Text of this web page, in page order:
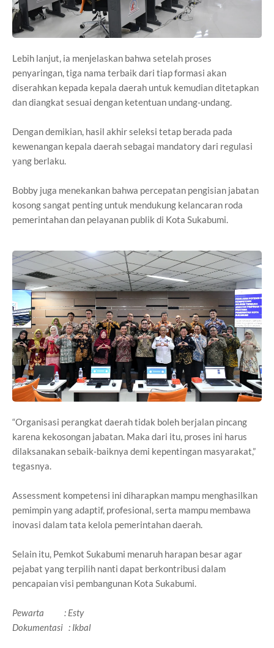
Lebih lanjut, ia menjelaskan bahwa setelah proses
penyaringan, tiga nama terbaik dari tiap formasi akan
diserahkan kepada kepala daerah untuk kemudian ditetapkan
dan diangkat sesuai dengan ketentuan undang-undang.
Dengan demikian, hasil akhir seleksi tetap berada pada
kewenangan kepala daerah sebagai mandatory dari regulasi
yang berlaku.
Bobby juga menekankan bahwa percepatan pengisian jabatan
kosong sangat penting untuk mendukung kelancaran roda
pemerintahan dan pelayanan publik di Kota Sukabumi.
“Organisasi perangkat daerah tidak boleh berjalan pincang
karena kekosongan jabatan. Maka dari itu, proses ini harus
dilaksanakan sebaik-baiknya demi kepentingan masyarakat,”
tegasnya.
Assessment kompetensi ini diharapkan mampu menghasilkan
pemimpin yang adaptif, profesional, serta mampu membawa
inovasi dalam tata kelola pemerintahan daerah.
Selain itu, Pemkot Sukabumi menaruh harapan besar agar
pejabat yang terpilih nanti dapat berkontribusi dalam
pencapaian visi pembangunan Kota Sukabumi.
Pewarta : Esty
Dokumentasi : Ikbal